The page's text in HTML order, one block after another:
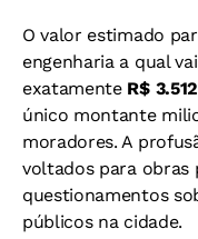
O valor estimado
engenharia a qual
exatamente R$
único montante
moradores. A
voltados para obras
questionamentos
públicos na cidade.